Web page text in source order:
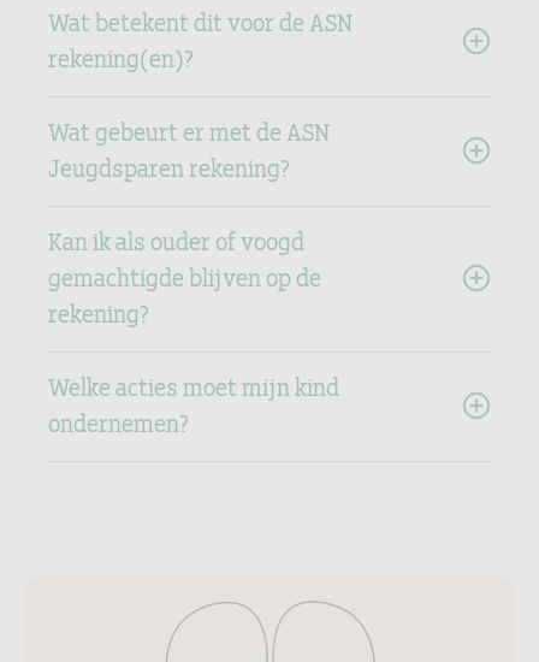
Wat betekent dit voor de ASN
rekening(en)?
Wat gebeurt er met de ASN
Jeugdsparen rekening?
Kan ik als ouder of voogd
gemachtigde blijven op de
rekening?
Welke acties moet mijn kind
ondernemen?